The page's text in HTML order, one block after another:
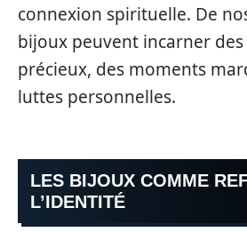
connexion spirituelle. De
bijoux peuvent incarner
précieux, des moments
luttes personnelles.
LES BIJOUX COMME
L’IDENTITÉ